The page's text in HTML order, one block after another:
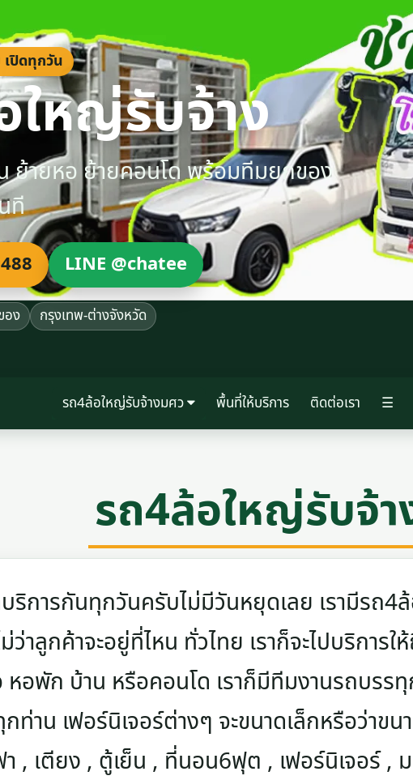
เปิดทุกวัน
ใหญ่รับจ้าง
ย้ายหอ ย้ายคอนโด พร้อมทีมยกของ
ที
LINE @chatee
อง กรุงเทพ-ต่างจังหวัด
รถ4ล้อใหญ่รับจ้างมศว พื้นที่ให้บริการ ติดต่อเรา ☰
รถ4ล้อใหญ่รับจ้
การกันทุกวันครับไม่มีวันหยุดเลย เรามีรถ4
ว่าลูกค้าจะอยู่ที่ไหน ทั่วไทย เราก็จะไปบริการใ
หอพัก บ้าน หรือคอนโด เราก็มีทีมงานรถบรร
ท่าน เฟอร์นิเจอร์ต่างๆ จะขนาดเล็กหรือว่าขน
า , เตียง , ตู้เย็น , ที่นอน6ฟุต , เฟอร์นิเจอร์ ,